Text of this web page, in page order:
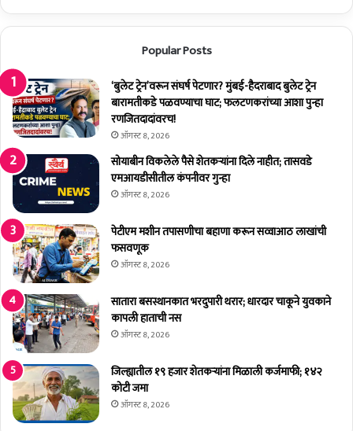
वी
स
ळ
ली
,
मो
ठी
दु
र्घ
ट
ना
ट
ळ
ली
र
ट
ण
म
धू
न
जा
णा
र
-
मं
त्री
नि
ती
न
ग
ड
क
री
यां
ची
फ
ल
Popular Posts
‘बुलेट ट्रेन’वरून संघर्ष पेटणार? मुंबई-हैदराबाद बुलेट ट्रेन
बारामतीकडे पळवण्याचा घाट; फलटणकरांच्या आशा पुन्हा
रणजितदादांवरच!
ऑगस्ट 8, 2026
सोयाबीन विकलेले पैसे शेतकर्‍यांना दिले नाहीत; तासवडे
एमआयडीसीतील कंपनीवर गुन्हा
ऑगस्ट 8, 2026
पेटीएम मशीन तपासणीचा बहाणा करून सव्वाआठ लाखांची
फसवणूक
ऑगस्ट 8, 2026
सातारा बसस्थानकात भरदुपारी थरार; धारदार चाकूने युवकाने
कापली हाताची नस
ऑगस्ट 8, 2026
जिल्ह्यातील १९ हजार शेतकर्‍यांना मिळाली कर्जमाफी; १४२
कोटी जमा
ऑगस्ट 8, 2026